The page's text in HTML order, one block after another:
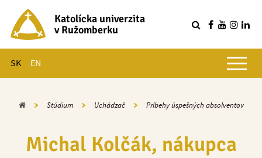
Katolícka univerzita
v Ružomberku
SK EN
Hlavné menu
DomovŠtúdium Uchádzač Príbehy úspešných absolventov
Michal Kolčák, nákupca